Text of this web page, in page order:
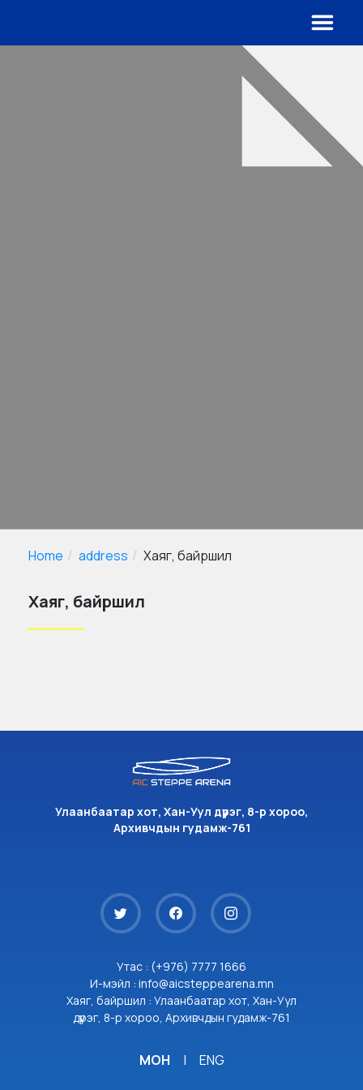
Home address Хаяг, байршил
Хаяг, байршил
Улаанбаатар хот, Хан-Уул дүүрэг, 8-р хороо,
Архивчдын гудамж-761
Утас : (+976) 7777 1666
И-мэйл : info@aicsteppearena.mn
Хаяг, байршил : Улаанбаатар хот, Хан-Уул
дүүрэг, 8-р хороо, Архивчдын гудамж-761
МОН | ENG